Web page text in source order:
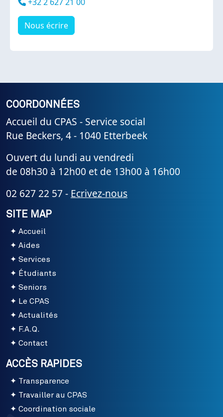
Nous écrire
COORDONNÉES
Accueil du CPAS - Service social
Rue Beckers, 4 - 1040 Etterbeek
Ouvert du lundi au vendredi
de 08h30 à 12h00 et de 13h00 à 16h00
02 627 22 57 - Ecrivez-nous
SITE MAP
Accueil
Aides
Services
Étudiants
Seniors
Le CPAS
Actualités
F.A.Q.
Contact
ACCÈS RAPIDES
Transparence
Travailler au CPAS
Coordination sociale